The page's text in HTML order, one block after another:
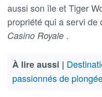
aussi son île et Tiger
propriété qui a servi de
Casino Royale .
À lire aussi |
passionnés de